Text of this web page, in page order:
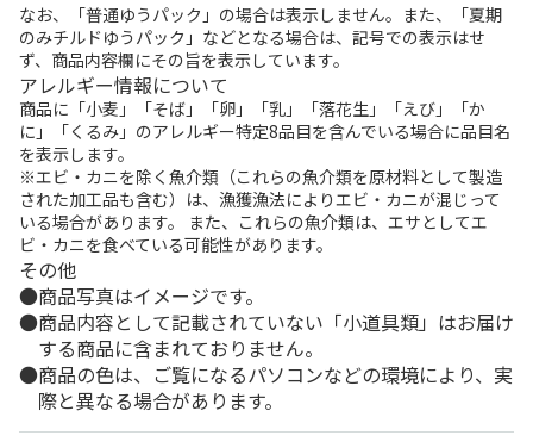
なお、「普通ゆうパック」の場合は表示しません。また、「夏期
のみチルドゆうパック」などとなる場合は、記号での表示はせ
ず、商品内容欄にその旨を表示しています。
アレルギー情報について
商品に「小麦」「そば」「卵」「乳」「落花生」「えび」「か
に」「くるみ」のアレルギー特定8品目を含んでいる場合に品目名
を表示します。
※エビ・カニを除く魚介類（これらの魚介類を原材料として製造
された加工品も含む）は、漁獲漁法によりエビ・カニが混じって
いる場合があります。 また、これらの魚介類は、エサとしてエ
ビ・カニを食べている可能性があります。
その他
商品写真はイメージです。
商品内容として記載されていない「小道具類」はお届け
する商品に含まれておりません。
商品の色は、ご覧になるパソコンなどの環境により、実
際と異なる場合があります。